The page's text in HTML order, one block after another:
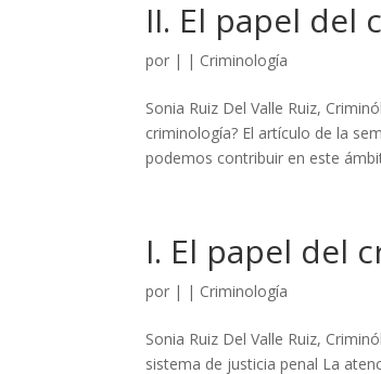
II. El papel del
por | | Criminología
Sonia Ruiz Del Valle Ruiz,
criminología? El artículo de la
podemos contribuir en este
I. El papel del
por | | Criminología
Sonia Ruiz Del Valle Ruiz,
sistema de justicia penal La